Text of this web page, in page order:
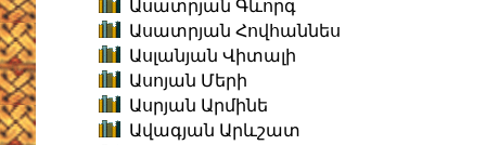
Ասատրյան Գևորգ
Ասատրյան Հովհաննես
Ասլանյան Վիտալի
Ասոյան Մերի
Ասրյան Արմինե
Ավագյան Արևշատ